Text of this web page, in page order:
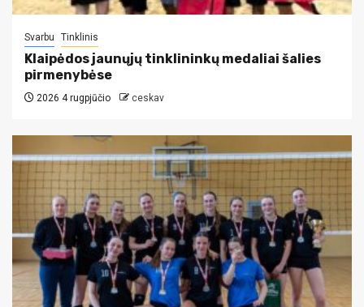
Svarbu Tinklinis
Klaipėdos jaunųjų tinklininkų medaliai šalies
pirmenybėse
2026 4 rugpjūčio ceskav